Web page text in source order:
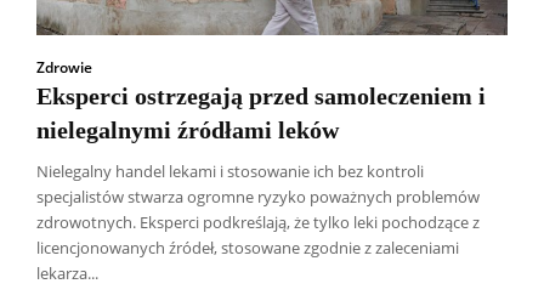
Zdrowie
Eksperci ostrzegają przed samoleczeniem i
nielegalnymi źródłami leków
Nielegalny handel lekami i stosowanie ich bez kontroli
specjalistów stwarza ogromne ryzyko poważnych problemów
zdrowotnych. Eksperci podkreślają, że tylko leki pochodzące z
licencjonowanych źródeł, stosowane zgodnie z zaleceniami
lekarza...